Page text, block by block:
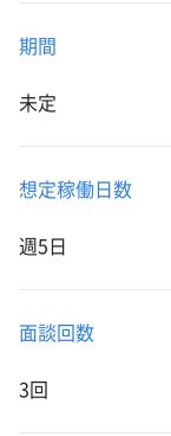
期間
未定
想定稼働日数
週5日
面談回数
3回